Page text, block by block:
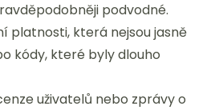
podvodné.
platnosti, která nejsou jasně
kódy, které byly dlouho
uživatelů nebo zprávy o